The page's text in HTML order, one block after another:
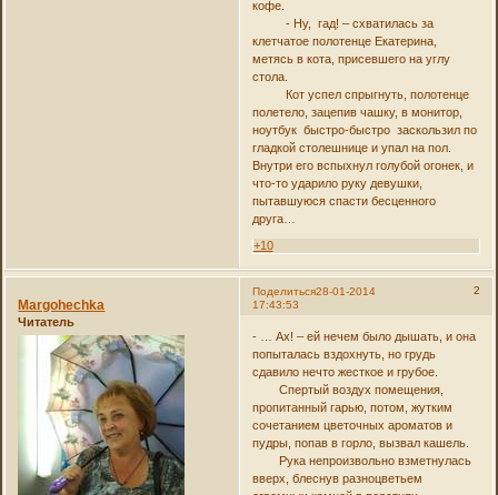
кофе.
- Ну, гад! – схватилась за
клетчатое полотенце Екатерина,
метясь в кота, присевшего на углу
стола.
Кот успел спрыгнуть, полотенце
полетело, зацепив чашку, в монитор,
ноутбук быстро-быстро заскользил по
гладкой столешнице и упал на пол.
Внутри его вспыхнул голубой огонек, и
что-то ударило руку девушки,
пытавшуюся спасти бесценного
друга…
+10
Поделиться 2
28-01-2014
17:43:53
Margohechka
Читатель
- … Ах! – ей нечем было дышать, и она
попыталась вздохнуть, но грудь
сдавило нечто жесткое и грубое.
Спертый воздух помещения,
пропитанный гарью, потом, жутким
сочетанием цветочных ароматов и
пудры, попав в горло, вызвал кашель.
Рука непроизвольно взметнулась
вверх, блеснув разноцветьем